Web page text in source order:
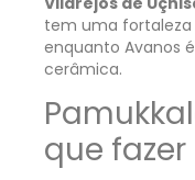
tem uma
enquanto Avanos
cerâmica.
que